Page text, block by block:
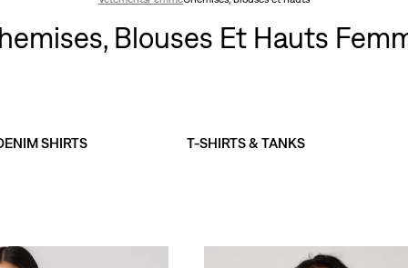
Blouses Et Hauts
SHIRTS​ T-SHIRTS & TANKS​